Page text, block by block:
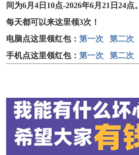
间为6月4日10点-2026年6月21日24点。
每天都可以来这里领3次！
电脑点这里领红包： 第一次 第二次
手机点这里领红包： 第一次 第二次